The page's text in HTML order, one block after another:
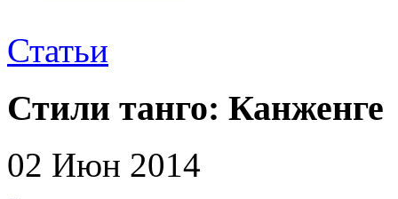
Статьи
Стили танго: Канженге
02 Июн 2014